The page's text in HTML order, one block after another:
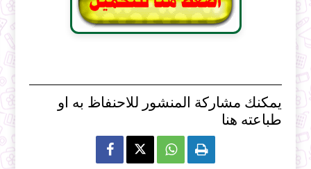
يمكنك مشاركة المنشور للاحنفاظ به او
طباعته هنا
  